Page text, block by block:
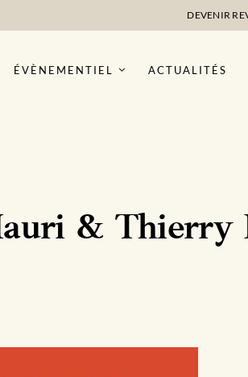
DEVENIR
ÉVÈNEMENTIEL ACTUALITÉS
& Thierry